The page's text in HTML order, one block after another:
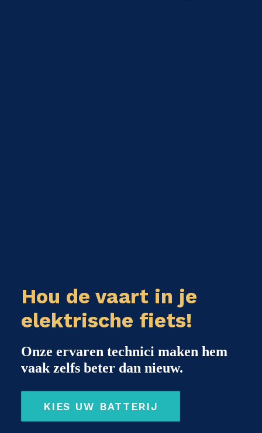
Hou de vaart in je
elektrische fiets!
Onze ervaren technici maken hem
vaak zelfs beter dan nieuw.
KIES UW BATTERIJ